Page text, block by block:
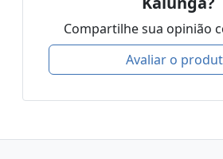
Compartilhe sua opinião
Avaliar o